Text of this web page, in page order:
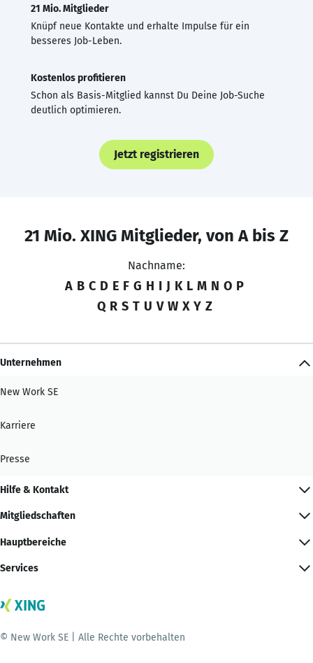
21 Mio. Mitglieder
Knüpf neue Kontakte und erhalte Impulse für ein
besseres Job-Leben.
Kostenlos profitieren
Schon als Basis-Mitglied kannst Du Deine Job-Suche
deutlich optimieren.
Jetzt registrieren
21 Mio. XING Mitglieder, von A bis Z
Nachname:
A B C D E F G H I J K L M N O P
Q R S T U V W X Y Z
Unternehmen
New Work SE
Karriere
Presse
Hilfe & Kontakt
Mitgliedschaften
Hauptbereiche
Services
© New Work SE | Alle Rechte vorbehalten